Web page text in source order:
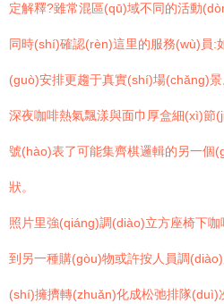
定解釋?雖常混區(qū)域不同的活動
同時(shí)確認(rèn)這里的服務(wù)員:
(guò)安排更趨于真實(shí)場(chǎng)
深夜咖啡熱氣飄漾與面巾厚盒細(xì)節
號(hào)表了可能集齊棋邏輯的另一個
狀。
照片里強(qiáng)調(diào)立方座椅下
到另一種購(gòu)物或許按人員調
(shí)擁擠轉(zhuǎn)化成松弛排隊(duì)